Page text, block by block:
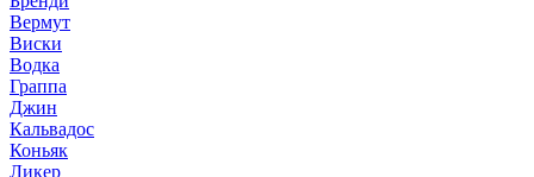
Вермут
Виски
Водка
Граппа
Джин
Кальвадос
Коньяк
Ликер